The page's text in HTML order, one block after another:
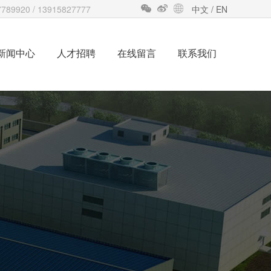
/ 13915827777 中文 / EN
闻中心 人才招聘 在线留言 联系我们